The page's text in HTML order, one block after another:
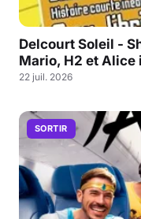
Delcourt Soleil -
Mario, H2 et Alice
22 juil. 2026
SORTIR